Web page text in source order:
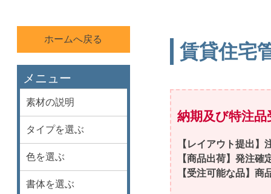
賃貸住宅
納期及び特注
【レイアウト提出】
【商品出荷】発注
【受注可能な品】
ホームへ戻る
メニュー
素材の説明
タイプを選ぶ
色を選ぶ
書体を選ぶ